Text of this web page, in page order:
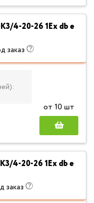
4-20-26 1Ex db e
заказ
от 10 шт
4-20-26 1Ex db e
заказ